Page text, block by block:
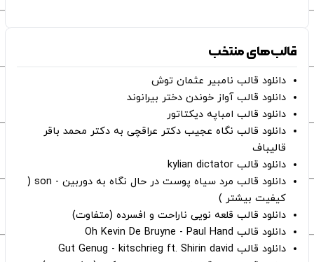
قالب‌های منتخب
دانلود قالب نامبیر عثمان ‌توش
دانلود قالب آواز خوندن دختر بیرانوند
دانلود قالب امباپه دیکتاتور
دانلود قالب نگاه عجیب دکتر عراقچی به دکتر محمد باقر
قالیباف
دانلود قالب kylian dictator
دانلود قالب مرد سیاه پوست در حال نگاه به دوربین - son (
کیفیت بیشتر )
دانلود قالب قلعه نویی ناراحت و افسرده (متفاوت)
دانلود قالب Oh Kevin De Bruyne - Paul Hand
دانلود قالب Gut Genug - kitschrieg ft. Shirin david